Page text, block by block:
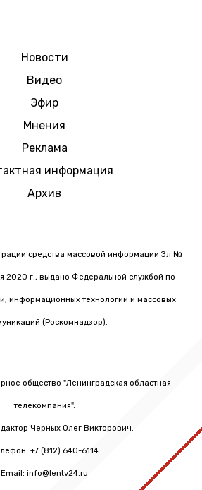
Новости
Видео
Эфир
Мнения
Реклама
информация
Архив
средства массовой информации Эл №
2020 г., выдано Федеральной службой по
информационных технологий и массовых
(Роскомнадзор).
общество "Ленинградская областная
телекомпания".
Черных Олег Викторович.
+7 (812) 640-6114
Email: info@lentv24.ru